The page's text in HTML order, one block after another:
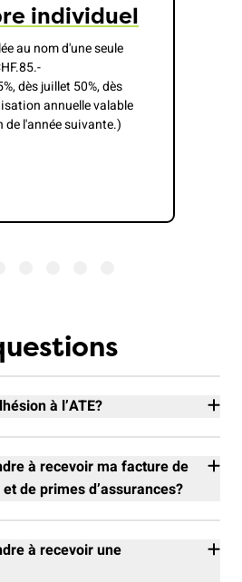
individuel
au nom d'une seule
dès juillet 50%, dès
annuelle valable
de l'année suivante.)
à l’ATE?
soutenez en premier lieu nos
des transports pour une
dans les domaines de la
bénéficiez en outre de
ainsi que d'offres
concernant la mobilité et
à recevoir ma facture de
de primes d’assurances?
et celle de l’assurance
à venir sont envoyées à la mi-
sont renouvelées
à recevoir une